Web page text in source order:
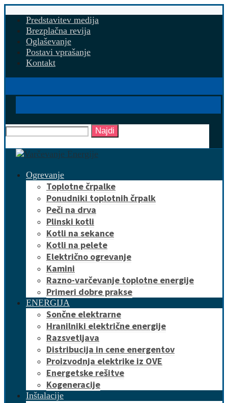
Predstavitev medija
Brezplačna revija
Oglaševanje
Postavi vprašanje
Kontakt
Najdi
Ogrevanje
Toplotne črpalke
Ponudniki toplotnih črpalk
Peči na drva
Plinski kotli
Kotli na sekance
Kotli na pelete
Električno ogrevanje
Kamini
Razno-varčevanje toplotne energije
Primeri dobre prakse
ENERGIJA
Sončne elektrarne
Hranilniki električne energije
Razsvetljava
Distribucija in cene energentov
Proizvodnja elektrike iz OVE
Energetske rešitve
Kogeneracije
Inštalacije